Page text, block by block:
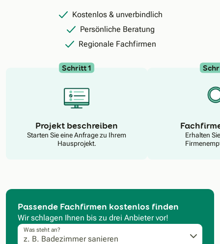
Kostenlos & unverbindlich
Persönliche Beratung
Regionale Fachfirmen
Schritt 1
Projekt beschreiben
Starten Sie eine Anfrage zu Ihrem
Hausprojekt.
Erhalten
Passende Fachfirmen kostenlos finden
Wir schlagen Ihnen bis zu drei Anbieter vor!
Was steht an?